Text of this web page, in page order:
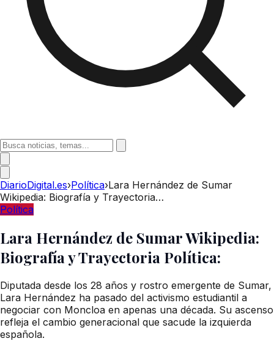
DiarioDigital.es›Política›Lara Hernández de Sumar
Wikipedia: Biografía y Trayectoria…
Política
Lara Hernández de Sumar Wikipedia:
Biografía y Trayectoria Política:
Diputada desde los 28 años y rostro emergente de Sumar,
Lara Hernández ha pasado del activismo estudiantil a
negociar con Moncloa en apenas una década. Su ascenso
refleja el cambio generacional que sacude la izquierda
española.